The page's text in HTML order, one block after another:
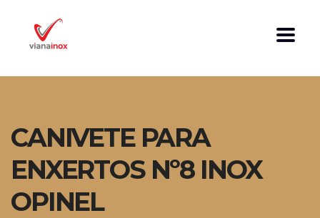
CANIVETE PARA
ENXERTOS Nº8 INOX
OPINEL